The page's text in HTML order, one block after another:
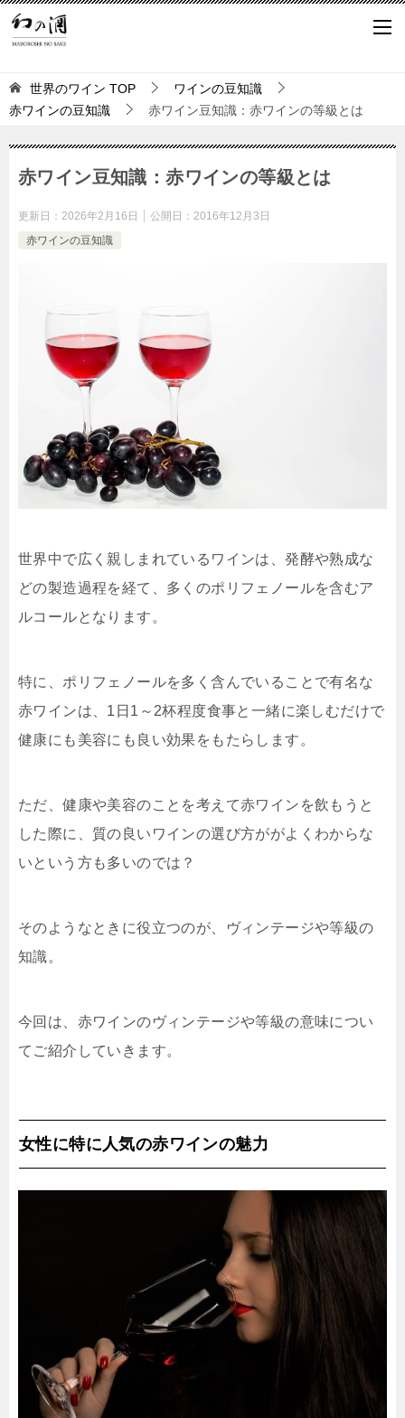
世界のワイン TOP
ワインの豆知識
赤ワインの豆知識
赤ワイン豆知識：赤ワインの等級とは
赤ワイン豆知識：赤ワインの等級とは
更新日： 2026年2月16日 公開日： 2016年12月3日
赤ワインの豆知識
世界中で広く親しまれているワインは、発酵や熟成な
どの製造過程を経て、多くのポリフェノールを含むア
ルコールとなります。
特に、ポリフェノールを多く含んでいることで有名な
赤ワインは、1日1～2杯程度食事と一緒に楽しむだけで
健康にも美容にも良い効果をもたらします。
ただ、健康や美容のことを考えて赤ワインを飲もうと
した際に、質の良いワインの選び方ががよくわからな
いという方も多いのでは？
そのようなときに役立つのが、ヴィンテージや等級の
知識。
今回は、赤ワインのヴィンテージや等級の意味につい
てご紹介していきます。
女性に特に人気の赤ワインの魅力